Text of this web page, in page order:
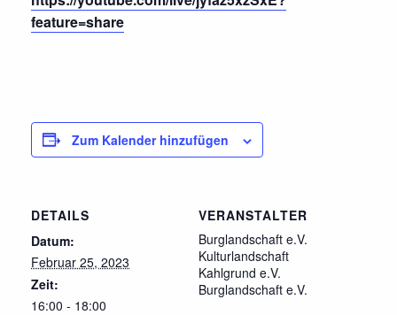
feature=share
Zum Kalender hinzufügen
DETAILS
Datum:
Februar 25, 2023
Zeit:
16:00 - 18:00
VERANSTALTER
Burglandschaft e.V.
Kulturlandschaft
Kahlgrund e.V.
Burglandschaft e.V.